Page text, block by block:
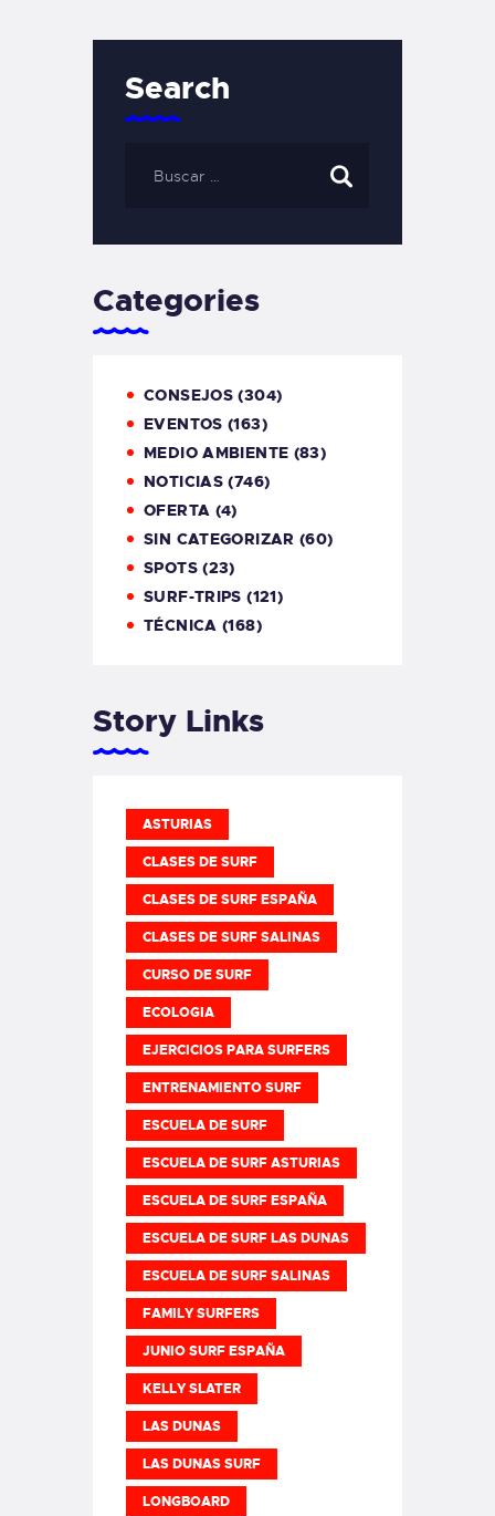
Search
Categories
CONSEJOS (304)
EVENTOS (163)
MEDIO AMBIENTE (83)
NOTICIAS (746)
OFERTA (4)
SIN CATEGORIZAR (60)
SPOTS(23)
SURF-TRIPS (121)
TÉCNICA (168)
Story Links
ASTURIAS
CLASES DE SURF
CLASES DE SURF ESPAÑA
CLASES DE SURF SALINAS
CURSO DE SURF
ECOLOGIA
EJERCICIOS PARA SURFERS
ENTRENAMIENTO SURF
ESCUELA DE SURF
ESCUELA DE SURF ASTURIAS
ESCUELA DE SURF ESPAÑA
ESCUELA DE SURF LAS DUNAS
ESCUELA DE SURF SALINAS
FAMILY SURFERS
JUNIO SURF ESPAÑA
KELLY SLATER
LAS DUNAS
LAS DUNAS SURF
LONGBOARD